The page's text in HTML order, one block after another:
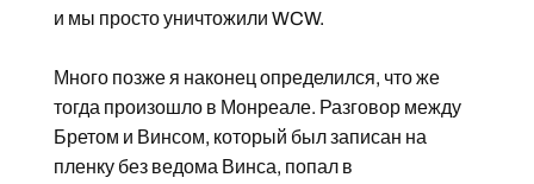
и мы просто уничтожили WCW.
Много позже я наконец определился, что же
тогда произошло в Монреале. Разговор между
Бретом и Винсом, который был записан на
пленку без ведома Винса, попал в